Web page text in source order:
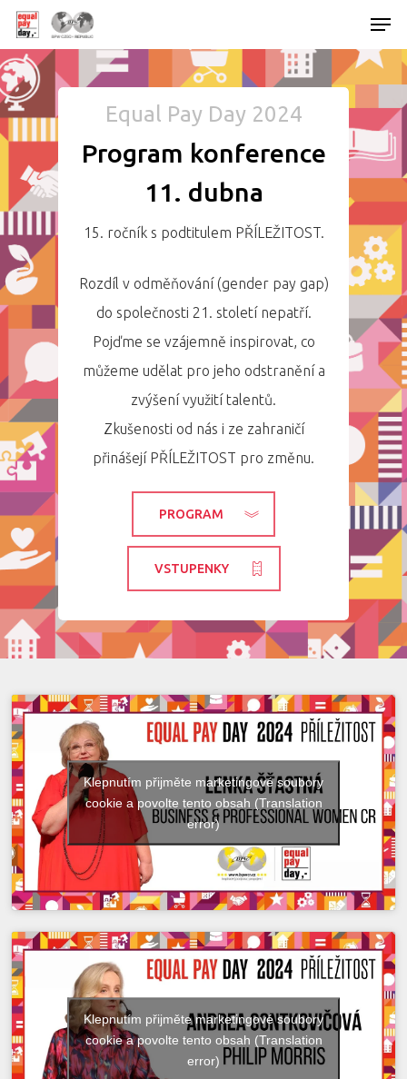
Hit enter to search or ESC to close
Equal Pay Day 2024
Program konference
11. dubna
15. ročník s podtitulem PŘÍLEŽITOST.
Rozdíl v odměňování (gender pay gap)
do společnosti 21. století nepatří.
Pojďme se vzájemně inspirovat, co
můžeme udělat pro jeho odstranění a
zvýšení využití talentů.
Zkušenosti od nás i ze zahraničí
přinášejí PŘÍLEŽITOST pro změnu.
PROGRAM
VSTUPENKY
Klepnutím přijměte marketingové soubory
cookie a povolte tento obsah (Translation
error)
Klepnutím přijměte marketingové soubory
cookie a povolte tento obsah (Translation
error)